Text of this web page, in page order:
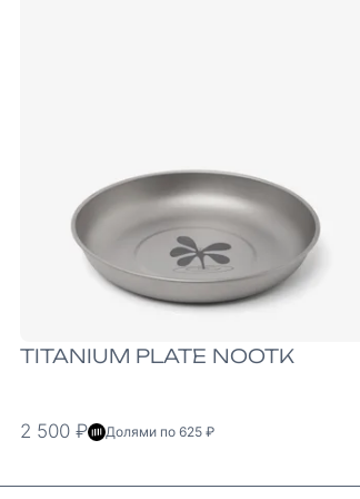
TITANIUM PLATE NOOTK
2 500 ₽ Долями по 625 ₽